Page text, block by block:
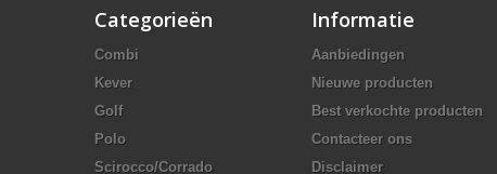
Categorieën
Combi
Kever
Golf
Polo
Scirocco/Corrado
Informatie
Aanbiedingen
Nieuwe producten
Best verkochte producten
Contacteer ons
Disclaimer